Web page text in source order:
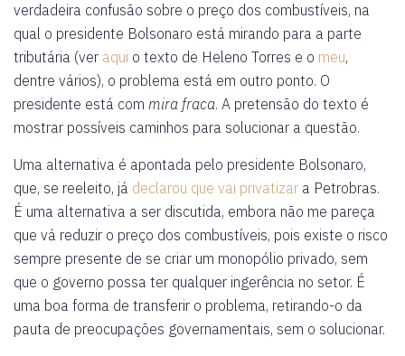
verdadeira confusão sobre o preço dos combustíveis, na
qual o presidente Bolsonaro está mirando para a parte
tributária (ver aqui o texto de Heleno Torres e o meu,
dentre vários), o problema está em outro ponto. O
presidente está com mira fraca. A pretensão do texto é
mostrar possíveis caminhos para solucionar a questão.
Uma alternativa é apontada pelo presidente Bolsonaro,
que, se reeleito, já declarou que vai privatizar a Petrobras.
É uma alternativa a ser discutida, embora não me pareça
que vá reduzir o preço dos combustíveis, pois existe o risco
sempre presente de se criar um monopólio privado, sem
que o governo possa ter qualquer ingerência no setor. É
uma boa forma de transferir o problema, retirando-o da
pauta de preocupações governamentais, sem o solucionar.